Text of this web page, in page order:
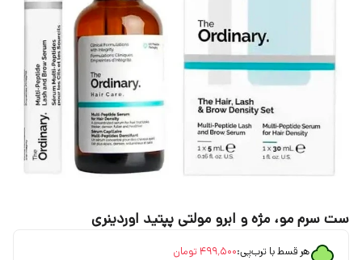
ست سرم مو، مژه و ابرو مولتی پپتید اوردینری
هر قسط با ترب‌پی:۴۹۹٬۵۰۰تومان